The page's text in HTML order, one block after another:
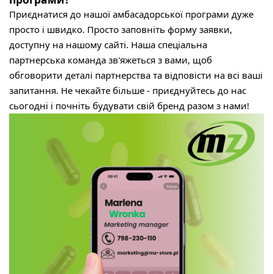
Приєднатися до нашої амбасадорської програми дуже
просто і швидко. Просто заповніть форму заявки,
доступну на нашому сайті. Наша спеціальна
партнерська команда зв'яжеться з вами, щоб
обговорити деталі партнерства та відповісти на всі ваші
запитання. Не чекайте більше - приєднуйтесь до нас
сьогодні і почніть будувати свій бренд разом з нами!